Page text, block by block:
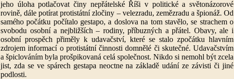
jeho úloha potlačovat činy nepřátelské Říši v politické a světonázorové
rovině, dále potírat protistátní zločiny – velezradu, zemězradu a špionáž. Od
samého počátku počítalo gestapo, a doslova na tom stavělo, se strachem o
svobodu osobní a nejbližších – rodiny, příbuzných a přátel. Obavy, ale i
osobní prospěch přiměly k udavačství, které se stalo zpočátku hlavním
zdrojem informací o protistátní činnosti domnělé či skutečné. Udavačstvím
a špiclováním byla prošpikovaná celá společnost. Nikdo si nemohl být zcela
jist, zda se ve spárech gestapa neoctne na základě udání ze závisti či jiné
podlosti.